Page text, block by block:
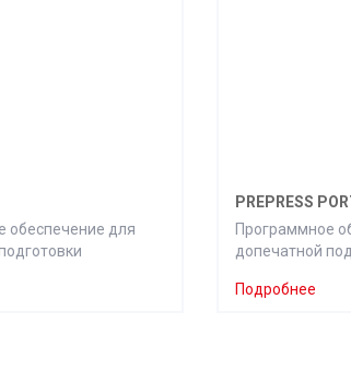
обеспечение для
PREPRESS
Программное
допечатной
Подробнее